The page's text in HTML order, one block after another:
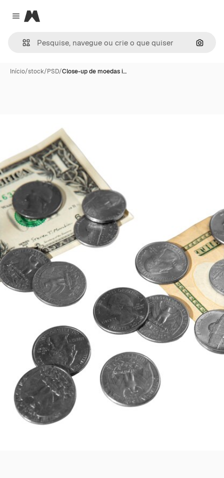
Close menu
Magnific
Início/stock/PSD/Close-up de moedas i…